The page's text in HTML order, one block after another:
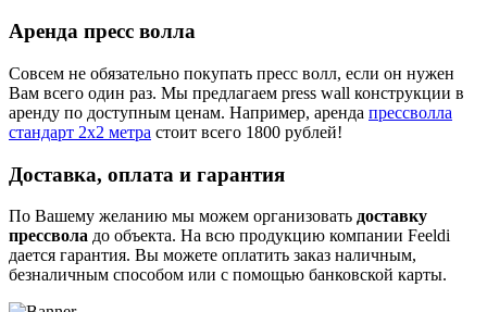
Аренда пресс волла
Совсем не обязательно покупать пресс волл, если он нужен
Вам всего один раз. Мы предлагаем press wall конструкции в
аренду по доступным ценам. Например, аренда прессволла
стандарт 2х2 метра стоит всего 1800 рублей!
Доставка, оплата и гарантия
По Вашему желанию мы можем организовать доставку
прессвола до объекта. На всю продукцию компании Feeldi
дается гарантия. Вы можете оплатить заказ наличным,
безналичным способом или с помощью банковской карты.